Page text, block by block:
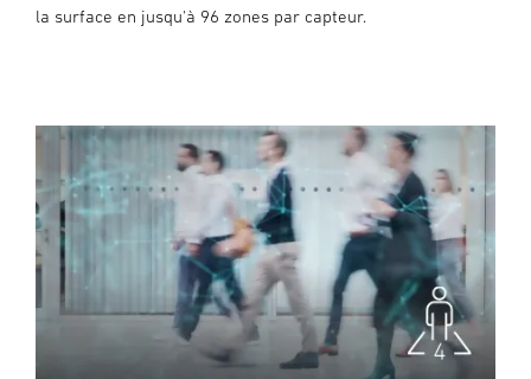
la surface en jusqu'à 96 zones par capteur.